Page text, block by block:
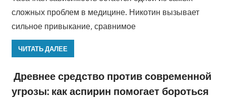
сложных проблем в медицине. Никотин вызывает
сильное привыкание, сравнимое
ЧИТАТЬ ДАЛЕЕ
Древнее средство против современной
угрозы: как аспирин помогает бороться